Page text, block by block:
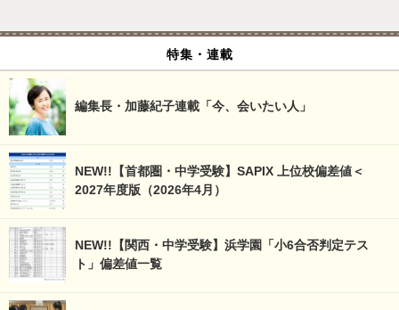
特集・連載
編集長・加藤紀子連載「今、会いたい人」
NEW!!【首都圏・中学受験】SAPIX 上位校偏差値＜
2027年度版（2026年4月）
NEW!!【関西・中学受験】浜学園「小6合否判定テス
ト」偏差値一覧